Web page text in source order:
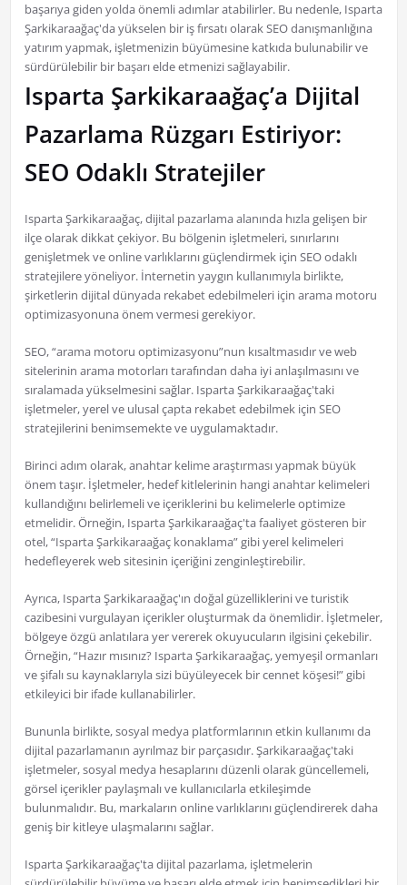
başarıya giden yolda önemli adımlar atabilirler. Bu nedenle, Isparta
Şarkikaraağaç'da yükselen bir iş fırsatı olarak SEO danışmanlığına
yatırım yapmak, işletmenizin büyümesine katkıda bulunabilir ve
sürdürülebilir bir başarı elde etmenizi sağlayabilir.
Isparta Şarkikaraağaç’a Dijital
Pazarlama Rüzgarı Estiriyor:
SEO Odaklı Stratejiler
Isparta Şarkikaraağaç, dijital pazarlama alanında hızla gelişen bir
ilçe olarak dikkat çekiyor. Bu bölgenin işletmeleri, sınırlarını
genişletmek ve online varlıklarını güçlendirmek için SEO odaklı
stratejilere yöneliyor. İnternetin yaygın kullanımıyla birlikte,
şirketlerin dijital dünyada rekabet edebilmeleri için arama motoru
optimizasyonuna önem vermesi gerekiyor.
SEO, “arama motoru optimizasyonu”nun kısaltmasıdır ve web
sitelerinin arama motorları tarafından daha iyi anlaşılmasını ve
sıralamada yükselmesini sağlar. Isparta Şarkikaraağaç'taki
işletmeler, yerel ve ulusal çapta rekabet edebilmek için SEO
stratejilerini benimsemekte ve uygulamaktadır.
Birinci adım olarak, anahtar kelime araştırması yapmak büyük
önem taşır. İşletmeler, hedef kitlelerinin hangi anahtar kelimeleri
kullandığını belirlemeli ve içeriklerini bu kelimelerle optimize
etmelidir. Örneğin, Isparta Şarkikaraağaç'ta faaliyet gösteren bir
otel, “Isparta Şarkikaraağaç konaklama” gibi yerel kelimeleri
hedefleyerek web sitesinin içeriğini zenginleştirebilir.
Ayrıca, Isparta Şarkikaraağaç'ın doğal güzelliklerini ve turistik
cazibesini vurgulayan içerikler oluşturmak da önemlidir. İşletmeler,
bölgeye özgü anlatılara yer vererek okuyucuların ilgisini çekebilir.
Örneğin, “Hazır mısınız? Isparta Şarkikaraağaç, yemyeşil ormanları
ve şifalı su kaynaklarıyla sizi büyüleyecek bir cennet köşesi!” gibi
etkileyici bir ifade kullanabilirler.
Bununla birlikte, sosyal medya platformlarının etkin kullanımı da
dijital pazarlamanın ayrılmaz bir parçasıdır. Şarkikaraağaç'taki
işletmeler, sosyal medya hesaplarını düzenli olarak güncellemeli,
görsel içerikler paylaşmalı ve kullanıcılarla etkileşimde
bulunmalıdır. Bu, markaların online varlıklarını güçlendirerek daha
geniş bir kitleye ulaşmalarını sağlar.
Isparta Şarkikaraağaç'ta dijital pazarlama, işletmelerin